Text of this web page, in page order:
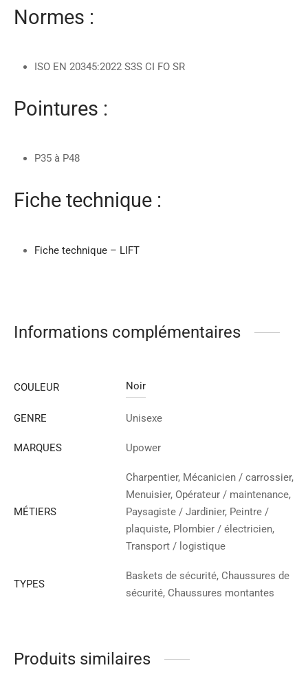
Normes :
ISO EN 20345:2022 S3S CI FO SR
Pointures :
P35 à P48
Fiche technique :
Fiche technique – LIFT
Informations complémentaires
COULEUR Noir
GENRE Unisexe
MARQUES Upower
MÉTIERS
Charpentier, Mécanicien / carrossier,
Menuisier, Opérateur / maintenance,
Paysagiste / Jardinier, Peintre /
plaquiste, Plombier / électricien,
Transport / logistique
TYPES
Baskets de sécurité, Chaussures de
sécurité, Chaussures montantes
Produits similaires